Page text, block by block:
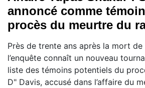
annoncé comme
procès du meurtre du
Près de trente ans après la mort de
l’enquête connaît un nouveau
liste des témoins potentiels du
D" Davis, accusé dans l’affaire du